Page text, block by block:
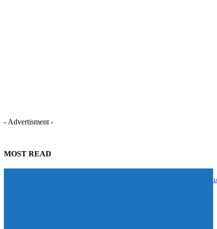
- Advertisment -
MOST READ
ธ.ก.ส. จัดกิจกรรมบริจาคโลหิต “ครบรอบ 60 ปี 1 ล้านซีซี 1 ล้านบาท”